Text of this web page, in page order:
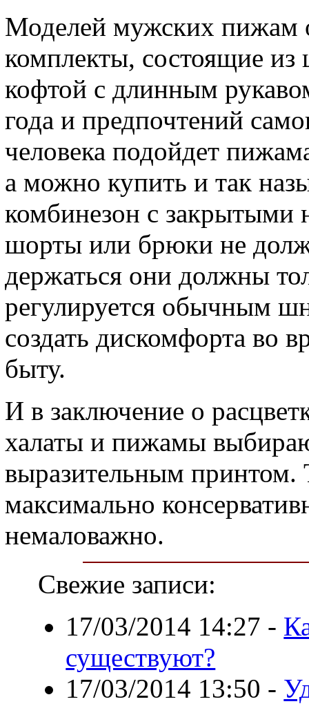
Моделей мужских пижам
комплекты, состоящие
кофтой с длинным
года и предпочтений
человека подойдет
а можно купить и так
комбинезон с закрытыми
шорты или брюки не
держаться они должны
регулируется обычным
создать дискомфорта во
быту.
И в заключение о
халаты и пижамы
выразительным принтом.
максимально
немаловажно.
Свежие записи:
17/03/2014 14:27 -
существуют?
17/03/2014 13:50 -